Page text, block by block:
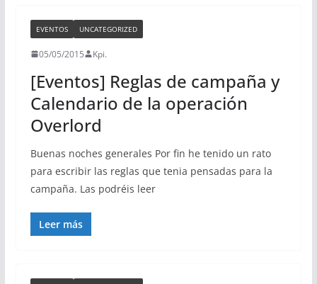
EVENTOS UNCATEGORIZED
05/05/2015 Kpi.
[Eventos] Reglas de campaña y
Calendario de la operación
Overlord
Buenas noches generales Por fin he tenido un rato
para escribir las reglas que tenia pensadas para la
campaña. Las podréis leer
Leer más